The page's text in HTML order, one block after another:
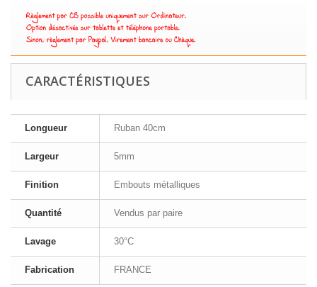
CARACTÉRISTIQUES
Longueur Ruban 40cm
Largeur 5mm
Finition Embouts métalliques
Quantité Vendus par paire
Lavage 30°C
Fabrication FRANCE